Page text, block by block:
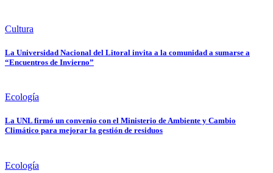
Cultura
La Universidad Nacional del Litoral invita a la comunidad a sumarse a
“Encuentros de Invierno”
Ecología
La UNL firmó un convenio con el Ministerio de Ambiente y Cambio
Climático para mejorar la gestión de residuos
Ecología